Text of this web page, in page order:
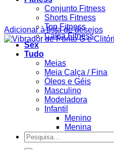
Conjunto Fitness
Shorts Fitness
Top Fitness
Calça Fitness
Sex
Tudo
Meias
Meia Calça / Fina
Óleos e Géis
Masculino
Modeladora
Infantil
Menino
Menina
Pesquisar
por:
Adicionar à lista de desejos